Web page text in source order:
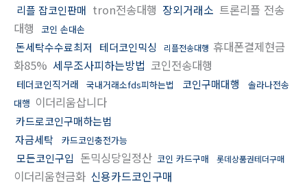
리플 잡코인판매 tron전송대행 장외거래소 트론리플 전송
대행
코인 손대손
돈세탁수수료최저 테더코인믹싱 리플전송대행 휴대폰결제현금
화85% 세무조사피하는방법 코인전송대행
테더코인직거래 국내거래소fds피하는법 코인구매대행
솔라나전송
대행 이더리움삽니다
카드로코인구매하는법
자금세탁
카드코인충전가능
모든코인구입 돈믹싱당일정산 코인 카드구매 롯데상품권테더구매
이더리움현금화 신용카드코인구매